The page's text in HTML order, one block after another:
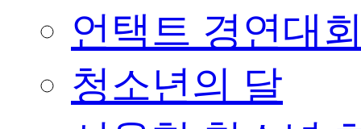
언택트 경연대
청소년의 달